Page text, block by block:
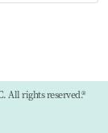
All rights reserved.®